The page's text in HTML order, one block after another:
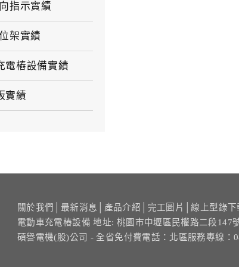
指示實績
架實績
電樁設備實績
實績
關於我們 最新消息 產品介紹 完工圖片 │線上型錄下
電動車充電樁設備 地址: 桃園市中壢區民權路二段147
碩譽電機(股)公司 - 全省免付費電話： 北區服務專線：